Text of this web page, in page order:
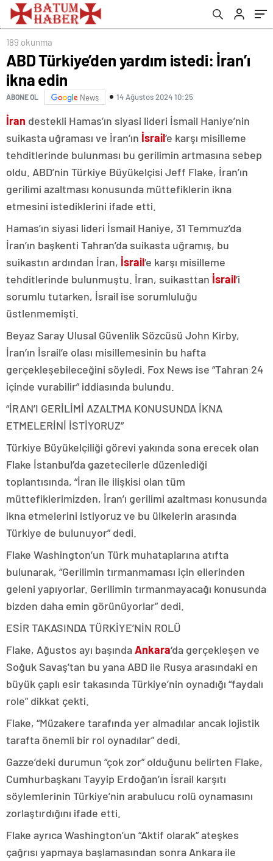
189 okunma
ABD Türkiye’den yardım istedi: İran’ı
ikna edin
ABONE OL News 14 Ağustos 2024 10:25
İran destekli Hamas’ın siyasi lideri İsmail Haniye’nin
suikasta uğraması ve İran’ın İsrail‘e karşı misilleme
tehditlerinde bulunması bu gerilimin artmasına sebep
oldu. ABD’nin Türkiye Büyükelçisi Jeff Flake, İran’ın
gerilimi azaltması konusunda müttefiklerin ikna
etmesini istediklerini ifade etti.
Hamas’ın siyasi lideri İsmail Haniye, 31 Temmuz’da
İran’ın başkenti Tahran’da suikasta uğramış, bu
suikastın ardından İran, İsrail‘e karşı misilleme
tehditlerinde bulunmuştu. İran, suikasttan İsrail‘i
sorumlu tutarken, İsrail ise sorumluluğu
üstlenmemişti.
Beyaz Saray Ulusal Güvenlik Sözcüsü John Kirby,
İran’ın İsrail’e olası misillemesinin bu hafta
gerçekleşebileceğini söyledi. Fox News ise “Tahran 24
içinde vurabilir” iddiasında bulundu.
“İRAN’I GERİLİMİ AZALTMA KONUSUNDA İKNA
ETMELERİNİ İSTİYORUZ”
Türkiye Büyükelçiliği görevi yakında sona erecek olan
Flake İstanbul’da gazetecilerle düzenlediği
toplantısında, “İran ile ilişkisi olan tüm
müttefiklerimizden, İran’ı gerilimi azaltması konusunda
ikna etmelerini istiyoruz ve bu ülkelerin arasında
Türkiye de bulunuyor” dedi.
Flake Washington’un Türk muhataplarına atıfta
bulunarak, “Gerilimin tırmanmaması için ellerinden
geleni yapıyorlar. Gerilimin tırmanmayacağı konusunda
bizden daha emin görünüyorlar” dedi.
ESİR TAKASINDA TÜRKİYE’NİN ROLÜ
Flake, Ağustos ayı başındaAnkara‘da gerçekleşen ve
Soğuk Savaş’tan bu yana ABD ile Rusya arasındaki en
büyük çaplı esir takasında Türkiye’nin oynadığı “faydalı
role” dikkat çekti.
Flake, “Müzakere tarafında yer almadılar ancak lojistik
tarafta önemli bir rol oynadılar” dedi.
Gazze’deki durumun “çok zor” olduğunu belirten Flake,
Cumhurbaşkanı Tayyip Erdoğan’ın İsrail karşıtı
söylemlerinin Türkiye’nin arabulucu rolü oynamasını
zorlaştırdığını ifade etti.
Flake ayrıca Washington’un “Aktif olarak” ateşkes
çağrısı yapmaya başlamasından sonra Ankara ile